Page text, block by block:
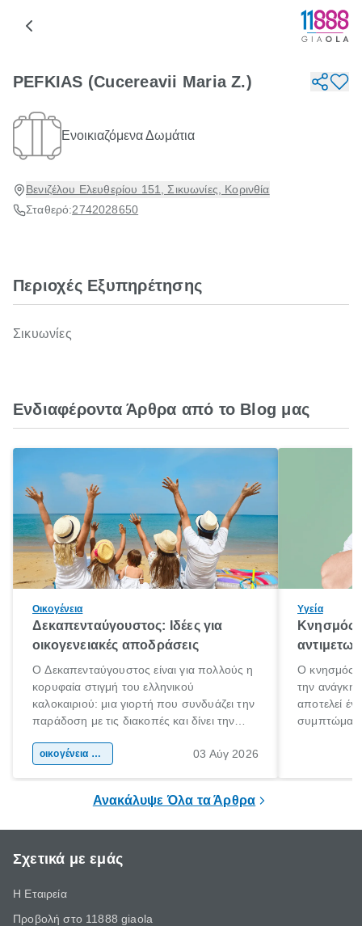
PEFKIAS (Cucereavii Maria Z.)
Ενοικιαζόμενα Δωμάτια
Βενιζέλου Ελευθερίου 151, Σικυωνίες, Κορινθία
Σταθερό:2742028650
Περιοχές Εξυπηρέτησης
Σικυωνίες
Ενδιαφέροντα Άρθρα από το Blog μας
Οικογένεια
Δεκαπενταύγουστος: Ιδέες για
οικογενειακές αποδράσεις
Ο Δεκαπενταύγουστος είναι για πολλούς η
κορυφαία στιγμή του ελληνικού
καλοκαιριού: μια γιορτή που συνδυάζει την
παράδοση με τις διακοπές και δίνει την
χώρας. Είτε πρόκειται για λίγες μέρες
οικογένεια & παιδί 03 Αύγ 2026
Υγεία
Κνησμός:
Ο κνησμός
την ανάγκη
αποτελεί
Ανακάλυψε Όλα τα Άρθρα
Σχετικά με εμάς
Η Εταιρεία
Προβολή στο 11888 giaola